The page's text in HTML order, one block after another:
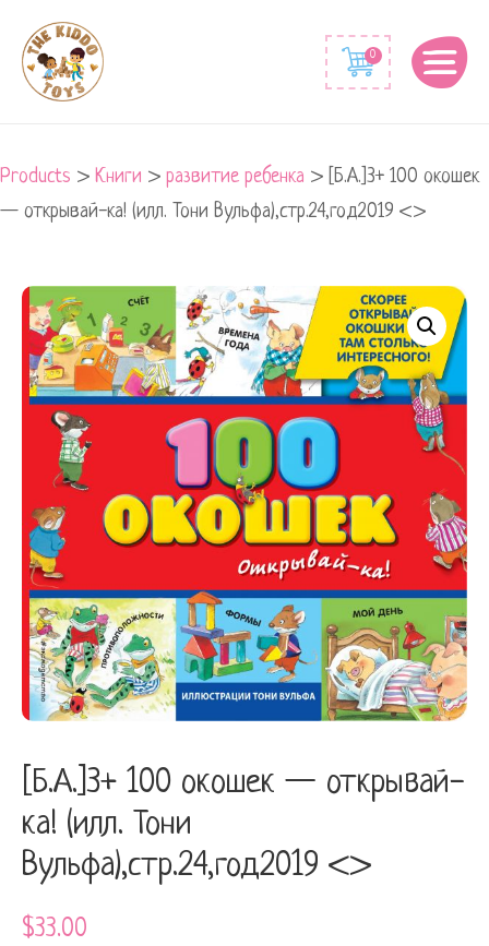
0
Products > Книги > развитие ребенка > [Б.А.]3+ 100 окошек
— открывай-ка! (илл. Тони Вульфа),стр.24,год2019 <>
[Б.А.]3+ 100 окошек — открывай-
ка! (илл. Тони
Вульфа),стр.24,год2019 <>
$33.00